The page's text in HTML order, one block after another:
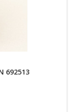
692513